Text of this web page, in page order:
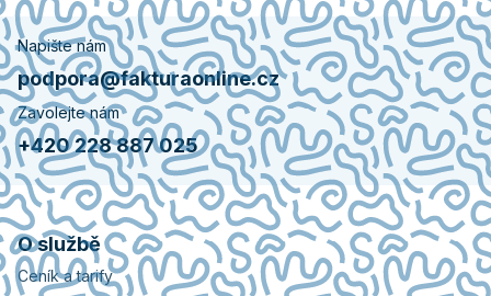
Napište nám
podpora@fakturaonline.cz
Zavolejte nám
+420 228 887 025
O službě
Ceník a tarify